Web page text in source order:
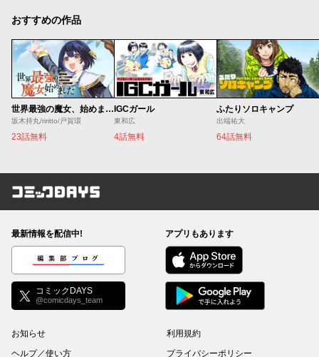
おすすめの作品
世界最強の魔女、始めました ～私だけ『攻略サイト』を見れる世界で自由に生きます～
坂木持丸/riritto/戸賀環
23話無料
IGCガール
東和広
4話無料
ふたりソロキャンプ
出端祐大
64話無料
コミックDAYS
最新情報を配信中!
編集部ブログ
コミックDAYS
@comicdays_team
アプリもあります
お知らせ
ヘルプ／使い方
利用規約
プライバシーポリシー